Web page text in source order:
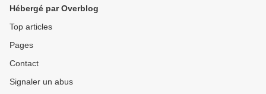
Hébergé par Overblog
Top articles
Pages
Contact
Signaler un abus